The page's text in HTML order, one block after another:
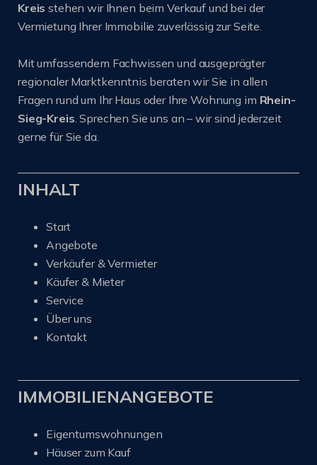
Kreisstehen wir Ihnen beim Verkauf und bei der
Vermietung Ihrer Immobilie zuverlässig zur Seite.
Mit umfassendem Fachwissen und ausgeprägter
regionaler Marktkenntnis beraten wir Sie in allen
Fragen rund um Ihr Haus oder Ihre Wohnung im Rhein-
Sieg-Kreis. Sprechen Sie uns an – wir sind jederzeit
gerne für Sie da.
INHALT
Start
Angebote
Verkäufer & Vermieter
Käufer & Mieter
Service
Über uns
Kontakt
IMMOBILIENANGEBOTE
Eigentumswohnungen
Häuser zum Kauf